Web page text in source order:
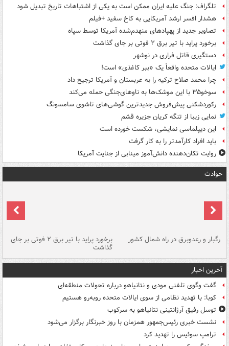
تلگراف: جنگ علیه ایران ممکن است به یکی از اشتباهات تاریخ تبدیل شود
هشدار افسر ارشد آمریکایی به کاخ سفید +فیلم
تصاویر جدید از پهپادهای منهدم‌شده آمریکا توسط سپاه
برخورد پراید با تیر برق ۲ فوتی بر جای گذاشت
دستگیری قاتل فراری در نوشهر
ایالات متحده واقعاً یک «ببر کاغذی» است!
چرا محمد صلاح ترکیه را به عربستان و آمریکا ترجیح داد
سوخو۳۵ با این موشک‌ها به ناوهای‌جنگی حمله می‌کند
رکوردشکنی پیش‌فروش جدیدترین گوشی‌های تاشوی سامسونگ
نمایی زیبا از تنگه کریان جزیره قشم
این دیپلماسی نمایشی، شکست خورده است
باید افراد کارآمدتر را به کار گرفت
روایت تکان‌دهنده دانش‌آموز مینابی از جنایت آمریکا
حوادث
رگبار و رعدوبرق در راه شمال کشور برخورد پراید با تیر برق ۲ فوتی بر جای
گذاشت
آخرین اخبار
گفت وگوی تلفنی مودی و نتانیاهو درباره تحولات منطقه‌ای
کوبا: با تهدید نظامی از سوی ایالات متحده روبه‌رو هستیم
توسل رفیق آرژانتینی نتانیاهو به سرکوب
نشست خبری رئیس‌جمهور همزمان با روز خبرنگار برگزار می‌شود
ترامپ سوئیس را تهدید کرد